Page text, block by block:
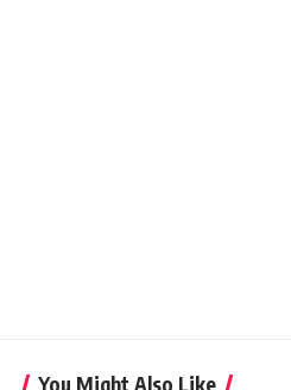
You Might Also Like